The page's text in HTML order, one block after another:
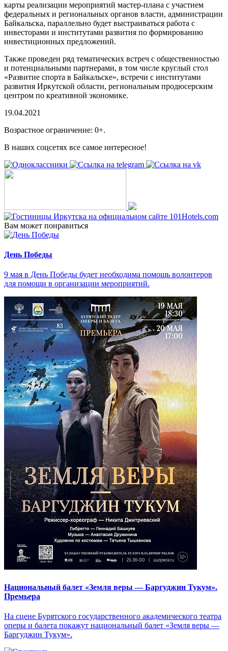
карты реализации мероприятий мастер-плана с участием
федеральных и региональных органов власти, администрации
Байкальска, параллельно будет выстраиваться работа с
инвесторами и институтами развития по формированию
инвестиционных предложений.
Также проведен ряд тематических встреч с общественностью
и потенциальными партнерами, в том числе круглый стол
«Развитие спорта в Байкальске», встречи с институтами
развития Иркутской области, региональным продюсерским
центром по креативной экономике.
19.04.2021
Возрастное ограничение: 0+.
В наших соцсетях все самое интересное!
Вам может понравиться
День Победы
9 мая в День Победы будет необходима помощь волонтеров
для помощи в организации мероприятий.
Национальный балет «Земля веры — Баргуджин Тукум‎».
Премьера
На сцене Бурятского государственного академического театра
оперы и балета покажут национальный балет «Земля веры —
Баргуджин Тукум‎».